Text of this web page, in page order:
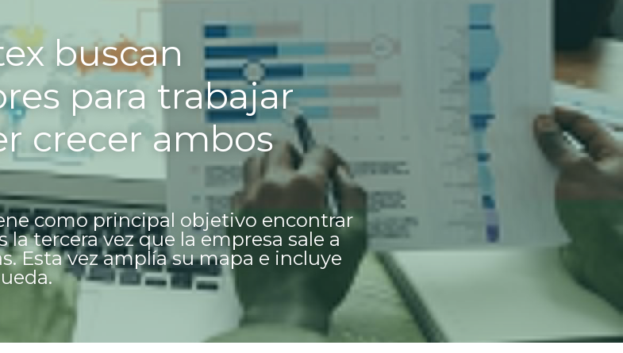
buscan
para trabajar
crecer ambos
como principal objetivo encontrar
tercera vez que la empresa sale a
Esta vez amplía su mapa e incluye